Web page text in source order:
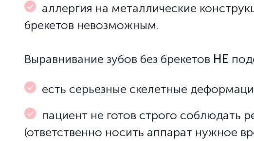
аллергия на металлические
брекетов невозможным.
Выравнивание зубов без брекетов НЕ
есть серьезные скелетные
пациент не готов строго соблюдать
(ответственно носить аппарат нужное